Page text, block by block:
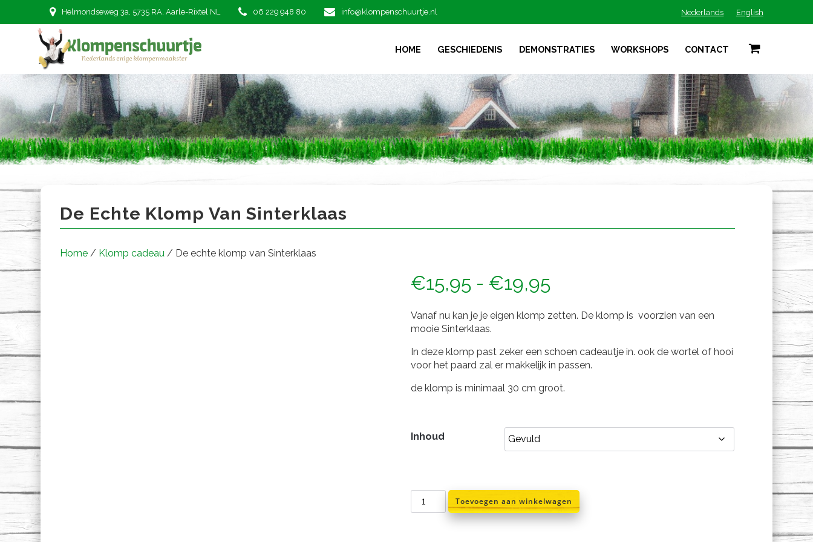
Helmondseweg 3a, 5735 RA, Aarle-Rixtel NL 06 229 948 80 info@klompenschuurtje.nl Nederlands English
HOME GESCHIEDENIS DEMONSTRATIES WORKSHOPS CONTACT
De echte klomp van Sinterklaas
De Echte Klomp Van Sinterklaas
Home / Klomp cadeau / De echte klomp van Sinterklaas
€15,95 - €19,95Prijsklasse:
€15,95
€19,95
Vanaf nu kan je je eigen klomp zetten. De klomp is voorzien van een
mooie Sinterklaas.
In deze klomp past zeker een schoen cadeautje in. ook de wortel of hooi
voor het paard zal er makkelijk in passen.
de klomp is minimaal 30 cm groot.
Inhoud
De
echte
Toevoegen aan winkelwagen